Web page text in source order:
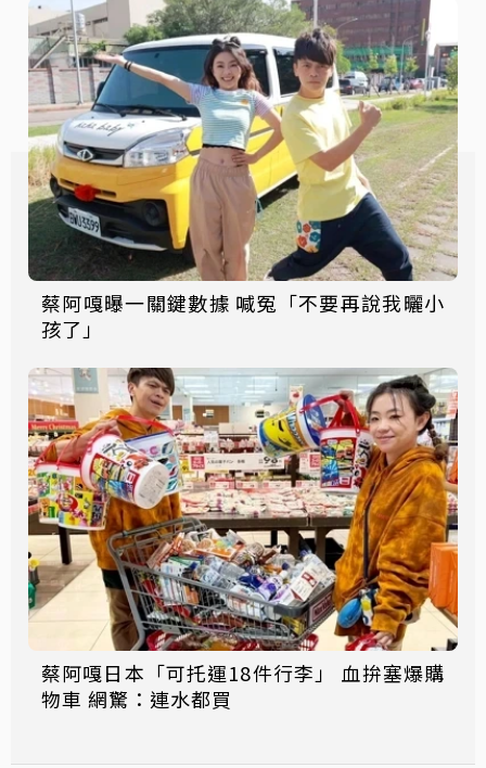
蔡阿嘎曝一關鍵數據 喊冤「不要再說我曬小
孩了」
蔡阿嘎日本「可托運18件行李」 血拚塞爆購
物車 網驚：連水都買